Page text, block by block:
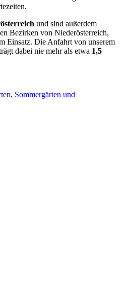
und sind außerdem
Bezirken von Niederösterreich,
Einsatz. Die Anfahrt von unserem
dabei nie mehr als etwa 1,5
Sommergärten und